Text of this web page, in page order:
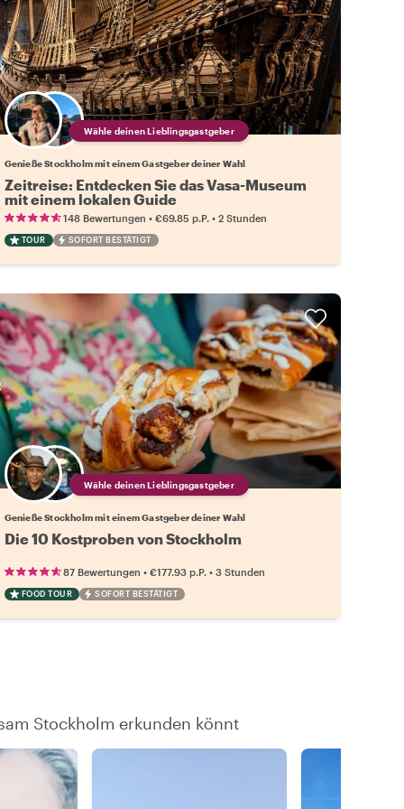
Wähle deinen Lieblingsgastgeber
Genieße Stockholm mit einem Gastgeber deiner Wahl
Zeitreise: Entdecken Sie das Vasa-Museum
mit einem lokalen Guide
148 Bewertungen • €69.85 p.P. • 2 Stunden
TOUR SOFORT BESTÄTIGT
Wähle deinen Lieblingsgastgeber
Genieße Stockholm mit einem Gastgeber deiner Wahl
Die 10 Kostproben von Stockholm
87 Bewertungen • €177.93 p.P. • 3 Stunden
FOOD TOUR SOFORT BESTÄTIGT
Stockholm erkunden könnt